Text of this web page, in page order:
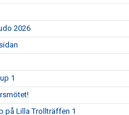
2026
1
på Lilla Trollträffen 1